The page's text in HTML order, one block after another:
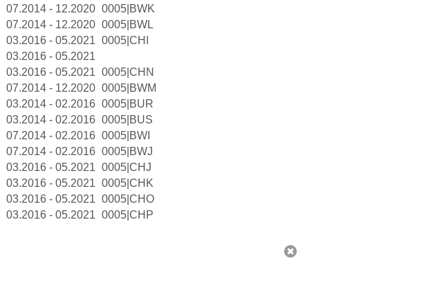
07.2014 - 12.2020 0005|BWK
07.2014 - 12.2020 0005|BWL
03.2016 - 05.2021 0005|CHI
03.2016 - 05.2021
03.2016 - 05.2021 0005|CHN
07.2014 - 12.2020 0005|BWM
03.2014 - 02.2016 0005|BUR
03.2014 - 02.2016 0005|BUS
07.2014 - 02.2016 0005|BWI
07.2014 - 02.2016 0005|BWJ
03.2016 - 05.2021 0005|CHJ
03.2016 - 05.2021 0005|CHK
03.2016 - 05.2021 0005|CHO
03.2016 - 05.2021 0005|CHP